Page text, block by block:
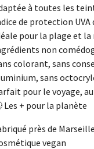
à toutes les
de protection UVA
pour la plage et
non
colorant, sans
sans
pour le voyage,
Les + pour la planète
près de Marseille
vegan